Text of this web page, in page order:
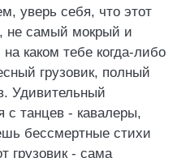
уверь себя, что этот
не самый мокрый и
каком тебе когда-либо
грузовик, полный
Удивительный
с танцев - кавалеры,
бессмертные стихи
грузовик - сама